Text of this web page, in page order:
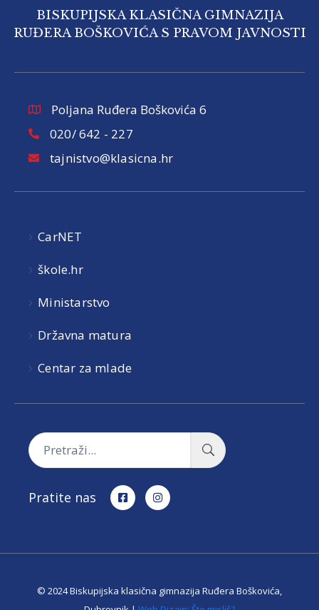
BISKUPIJSKA KLASIČNA GIMNAZIJA
RUĐERA BOŠKOVIĆA S PRAVOM JAVNOSTI
Poljana Ruđera Boškovića 6
020/ 642 - 227
tajnistvo@klasicna.hr
CarNET
škole.hr
Ministarstvo
Državna matura
Centar za mlade
Pratite nas
© 2024 Biskupijska klasična gimnazija Ruđera Boškovića,